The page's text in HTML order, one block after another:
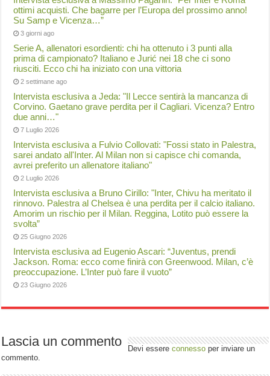
ottimi acquisti. Che bagarre per l’Europa del prossimo anno!
Su Samp e Vicenza…”
3 giorni ago
Serie A, allenatori esordienti: chi ha ottenuto i 3 punti alla
prima di campionato? Italiano e Jurić nei 18 che ci sono
riusciti. Ecco chi ha iniziato con una vittoria
2 settimane ago
Intervista esclusiva a Jeda: "Il Lecce sentirà la mancanza di
Corvino. Gaetano grave perdita per il Cagliari. Vicenza? Entro
due anni…"
7 Luglio 2026
Intervista esclusiva a Fulvio Collovati: "Fossi stato in Palestra,
sarei andato all'Inter. Al Milan non si capisce chi comanda,
avrei preferito un allenatore italiano"
2 Luglio 2026
Intervista esclusiva a Bruno Cirillo: "Inter, Chivu ha meritato il
rinnovo. Palestra al Chelsea è una perdita per il calcio italiano.
Amorim un rischio per il Milan. Reggina, Lotito può essere la
svolta”
25 Giugno 2026
Intervista esclusiva ad Eugenio Ascari: “Juventus, prendi
Jackson. Roma: ecco come finirà con Greenwood. Milan, c’è
preoccupazione. L’Inter può fare il vuoto”
23 Giugno 2026
Lascia un commento Devi essereconnesso per inviare un
commento.